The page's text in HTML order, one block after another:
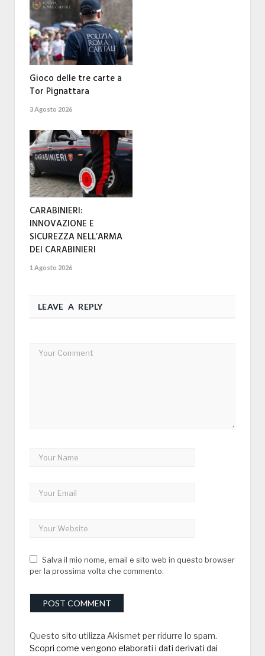
Gioco delle tre carte a
Tor Pignattara
3 Agosto 2026
CARABINIERI:
INNOVAZIONE E
SICUREZZA NELL’ARMA
DEI CARABINIERI
1 Agosto 2026
LEAVE A REPLY
Salva il mio nome, email e sito web in questo browser
per la prossima volta che commento.
Questo sito utilizza Akismet per ridurre lo spam.
Scopri come vengono elaborati i dati derivati dai